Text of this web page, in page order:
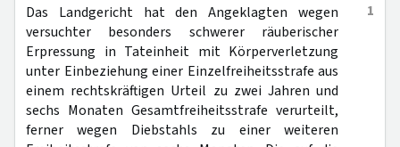
1
Das Landgericht hat den Angeklagten wegen
versuchter besonders schwerer räuberischer
Erpressung in Tateinheit mit Körperverletzung
unter Einbeziehung einer Einzelfreiheitsstrafe aus
einem rechtskräftigen Urteil zu zwei Jahren und
sechs Monaten Gesamtfreiheitsstrafe verurteilt,
ferner wegen Diebstahls zu einer weiteren